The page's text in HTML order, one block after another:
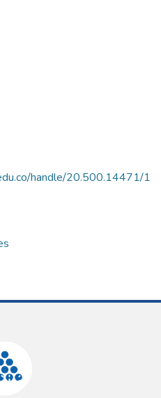
handle/20.500.14471/1